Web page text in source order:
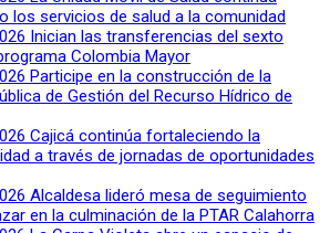
los servicios de salud a la comunidad
Inician las transferencias del sexto
Colombia Mayor
Participe en la construcción de la
de Gestión del Recurso Hídrico de
Cajicá continúa fortaleciendo la
a través de jornadas de oportunidades
Alcaldesa lideró mesa de seguimiento
en la culminación de la PTAR Calahorra